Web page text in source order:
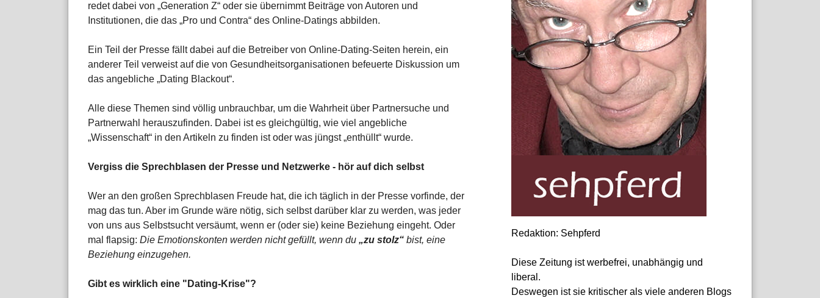
redet dabei von „Generation Z“ oder sie übernimmt Beiträge von Autoren und
Institutionen, die das „Pro und Contra“ des Online-Datings abbilden.
Ein Teil der Presse fällt dabei auf die Betreiber von Online-Dating-Seiten herein, ein
anderer Teil verweist auf die von Gesundheitsorganisationen befeuerte Diskussion um
das angebliche „Dating Blackout“.
Alle diese Themen sind völlig unbrauchbar, um die Wahrheit über Partnersuche und
Partnerwahl herauszufinden. Dabei ist es gleichgültig, wie viel angebliche
„Wissenschaft“ in den Artikeln zu finden ist oder was jüngst „enthüllt“ wurde.
Vergiss die Sprechblasen der Presse und Netzwerke - hör auf dich selbst
Wer an den großen Sprechblasen Freude hat, die ich täglich in der Presse vorfinde, der
mag das tun. Aber im Grunde wäre nötig, sich selbst darüber klar zu werden, was jeder
von uns aus Selbstsucht versäumt, wenn er (oder sie) keine Beziehung eingeht. Oder
mal flapsig: Die Emotionskonten werden nicht gefüllt, wenn du „zu stolz“ bist, eine
Beziehung einzugehen.
Gibt es wirklich eine "Dating-Krise"?
Redaktion: Sehpferd
Diese Zeitung ist werbefrei, unabhängig und
liberal.
Deswegen ist sie kritischer als viele anderen Blogs